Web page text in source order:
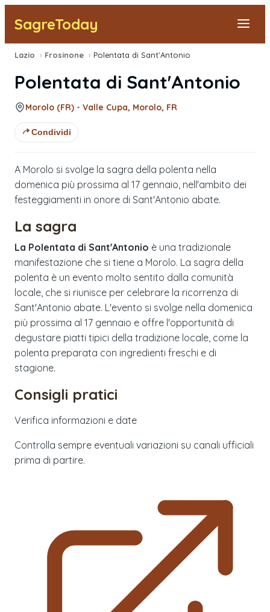
SagreToday
Segnala una sagra
Vicino a Me
Lazio › Frosinone › Polentata di Sant'Antonio
Polentata di Sant'Antonio
Morolo (FR) - Valle Cupa, Morolo, FR
Condividi
A Morolo si svolge la sagra della polenta nella
domenica più prossima al 17 gennaio, nell'ambito dei
festeggiamenti in onore di Sant'Antonio abate.
La sagra
La Polentata di Sant'Antonio è una tradizionale
manifestazione che si tiene a Morolo. La sagra della
polenta è un evento molto sentito dalla comunità
locale, che si riunisce per celebrare la ricorrenza di
Sant'Antonio abate. L'evento si svolge nella domenica
più prossima al 17 gennaio e offre l'opportunità di
degustare piatti tipici della tradizione locale, come la
polenta preparata con ingredienti freschi e di
stagione.
Consigli pratici
Verifica informazioni e date
Controlla sempre eventuali variazioni su canali ufficiali
prima di partire.